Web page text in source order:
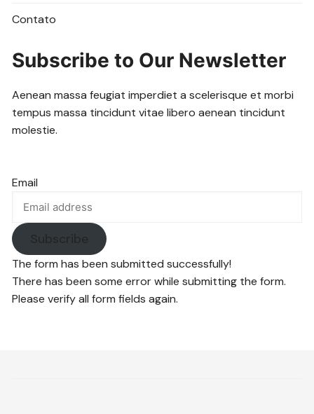
Contato
Subscribe to Our Newsletter
Aenean massa feugiat imperdiet a scelerisque et morbi
tempus massa tincidunt vitae libero aenean tincidunt
molestie.
Email
Subscribe
The form has been submitted successfully!
There has been some error while submitting the form.
Please verify all form fields again.